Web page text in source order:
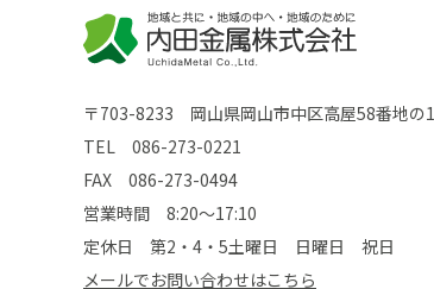
〒703-8233 岡山県岡山市中区高屋58番地の1
TEL 086-273-0221
FAX 086-273-0494
営業時間 8:20～17:10
定休日 第2・4・5土曜日 日曜日 祝日
メールでお問い合わせはこちら